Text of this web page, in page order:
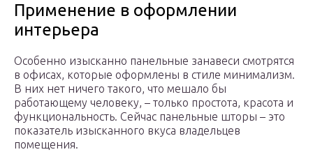
Применение в оформлении
интерьера
Особенно изысканно панельные занавеси смотрятся
в офисах, которые оформлены в стиле минимализм.
В них нет ничего такого, что мешало бы
работающему человеку, – только простота, красота и
функциональность. Сейчас панельные шторы – это
показатель изысканного вкуса владельцев
помещения.